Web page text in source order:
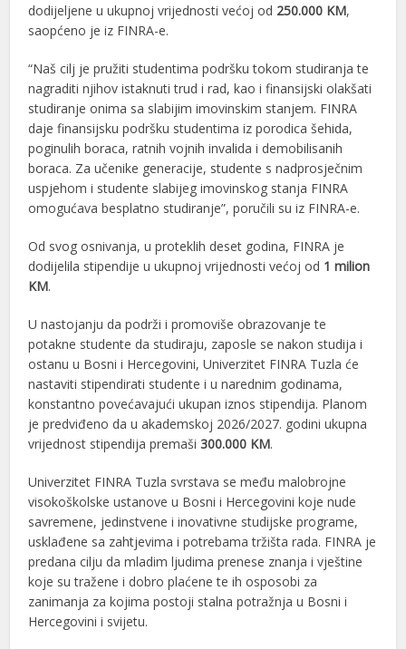
dodijeljene u ukupnoj vrijednosti većoj od 250.000 KM,
saopćeno je iz FINRA-e.
“Naš cilj je pružiti studentima podršku tokom studiranja te
nagraditi njihov istaknuti trud i rad, kao i finansijski olakšati
studiranje onima sa slabijim imovinskim stanjem. FINRA
daje finansijsku podršku studentima iz porodica šehida,
poginulih boraca, ratnih vojnih invalida i demobilisanih
boraca. Za učenike generacije, studente s nadprosječnim
uspjehom i studente slabijeg imovinskog stanja FINRA
omogućava besplatno studiranje”, poručili su iz FINRA-e.
Od svog osnivanja, u proteklih deset godina, FINRA je
dodijelila stipendije u ukupnoj vrijednosti većoj od 1 milion
KM.
U nastojanju da podrži i promoviše obrazovanje te
potakne studente da studiraju, zaposle se nakon studija i
ostanu u Bosni i Hercegovini, Univerzitet FINRA Tuzla će
nastaviti stipendirati studente i u narednim godinama,
konstantno povećavajući ukupan iznos stipendija. Planom
je predviđeno da u akademskoj 2026/2027. godini ukupna
vrijednost stipendija premaši300.000 KM.
Univerzitet FINRA Tuzla svrstava se među malobrojne
visokoškolske ustanove u Bosni i Hercegovini koje nude
savremene, jedinstvene i inovativne studijske programe,
usklađene sa zahtjevima i potrebama tržišta rada. FINRA je
predana cilju da mladim ljudima prenese znanja i vještine
koje su tražene i dobro plaćene te ih osposobi za
zanimanja za kojima postoji stalna potražnja u Bosni i
Hercegovini i svijetu.